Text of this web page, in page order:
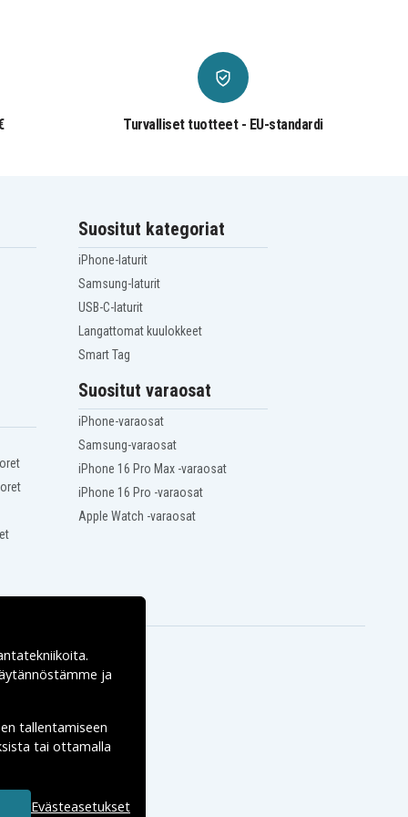
Turvalliset tuotteet - EU-standardi
Suositut kategoriat
iPhone-laturit
Samsung-laturit
USB-C-laturit
Langattomat kuulokkeet
Smart Tag
Suositut varaosat
iPhone-varaosat
Samsung-varaosat
iPhone 16 Pro Max -varaosat
iPhone 16 Pro -varaosat
Apple Watch -varaosat
ja
tallentamiseen
tai ottamalla
Evästeasetukset